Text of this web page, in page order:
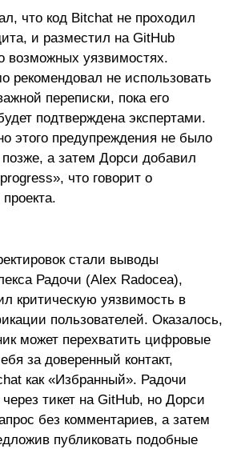
что код Bitchat не проходил
и разместил на GitHub
возможных уязвимостях.
рекомендовал не использовать
переписки, пока его
подтверждена экспертами.
этого предупреждения не было
а затем Дорси добавил
что говорит о
стали выводы
Радочи (Alex Radocea),
критическую уязвимость в
пользователей. Оказалось,
может перехватить цифровые
за доверенный контакт,
как «Избранный». Радочи
тикет на GitHub, но Дорси
без комментариев, а затем
публиковать подобные